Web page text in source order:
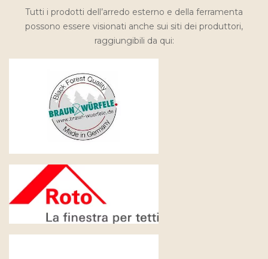
Tutti i prodotti dell’arredo esterno e della ferramenta
possono essere visionati anche sui siti dei produttori,
raggiungibili da qui: